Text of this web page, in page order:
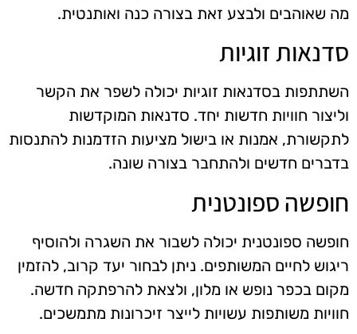
מה שאוהבים ולבצע זאת בצורה כנה ואותנטית.
סדנאות זוגיות
השתתפות בסדנאות זוגיות יכולה לשפר את הקשר
וליצור חוויות חדשות יחד. סדנאות המוקדשות
לתקשורת, אמנות או בישול מציעות הזדמנות להתנסות
בדברים חדשים ולהתחבר בצורה שונה.
חופשה ספונטנית
חופשה ספונטנית יכולה לשבור את השגרה ולהוסיף
ריגוש לחיים המשותפים. ניתן לבחור יעד קרוב, להזמין
מקום בכפר נופש או מלון, ולצאת להרפתקה חדשה.
חוויות משותפות עשויות לייצר זיכרונות מתמשכים.